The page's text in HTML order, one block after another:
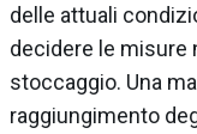
delle attuali
decidere le misure
stoccaggio. Una
raggiungimento